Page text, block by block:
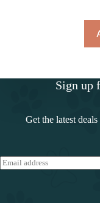
Sign up
Get the latest
E
m